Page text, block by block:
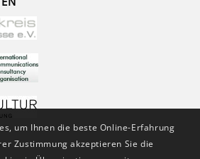
um Ihnen die beste Online-Erfahrung
Zustimmung akzeptieren Sie die